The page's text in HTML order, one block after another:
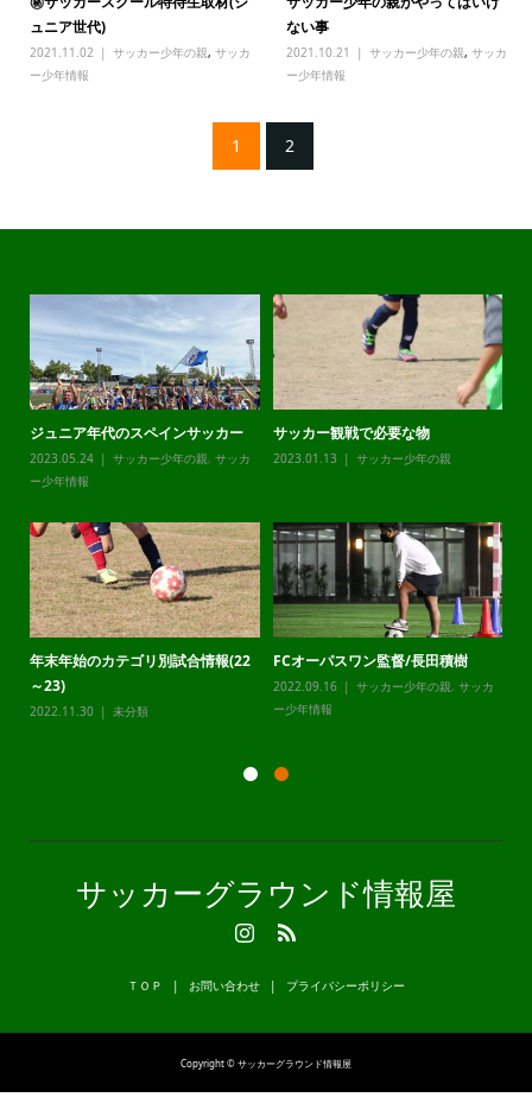
ュニア世代)
2021.11.02 サッカー少年の親, サッカ
ー少年情報
ない事
2021.10.21 サッカー少年の親,サッカ
ー少年情報
1 2
ジュニア年代のスペインサッカー
2023.05.24 サッカー少年の親, サッカ
ー少年情報
サッカー観戦で必要な物
2023.01.13 サッカー少年の親
年末年始のカテゴリ別試合情報(22
～23)
2022.11.30 未分類
FCオーパスワン監督/長田積樹
2022.09.16 サッカー少年の親, サッカ
ー少年情報
サッカーグラウンド情報屋
ＴＯＰ お問い合わせ プライバシーポリシー
Copyright © サッカーグラウンド情報屋